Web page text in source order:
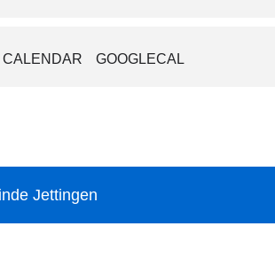
CALENDAR GOOGLECAL
Jettingen